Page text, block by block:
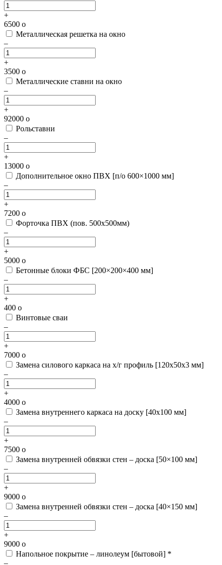
+
6500 o
Металлическая решетка на окно
–
+
3500 o
Металлические ставни на окно
–
+
92000 o
Рольставни
–
+
13000 o
Дополнительное окно ПВХ [п/о 600×1000 мм]
–
+
7200 o
Форточка ПВХ (пов. 500х500мм)
–
+
5000 o
Бетонные блоки ФБС [200×200×400 мм]
–
+
400 o
Винтовые сваи
–
+
7000 o
Замена силового каркаса на х/г профиль [120х50х3 мм]
–
+
4000 o
Замена внутреннего каркаса на доску [40х100 мм]
–
+
7500 o
Замена внутренней обвязки стен – доска [50×100 мм]
–
+
9000 o
Замена внутренней обвязки стен – доска [40×150 мм]
–
+
9000 o
Напольное покрытие – линолеум [бытовой] *
–